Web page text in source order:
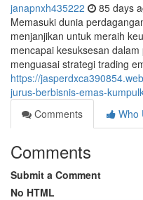
janapnxh435222 85 days
Memasuki dunia
menjanjikan untuk meraih
mencapai kesuksesan
menguasai strategi trading
https://
jurus-berbisnis-emas-
Comments
Who
Comments
Submit a Comment
No HTML